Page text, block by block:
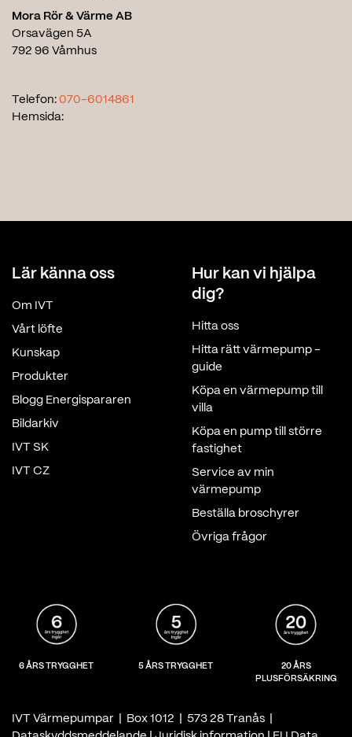
Mora Rör & Värme AB
Orsavägen 5A
792 96 Våmhus
Telefon: 070-6014861
Hemsida:
Lär känna oss
Om IVT
Vårt löfte
Kunskap
Produkter
Blogg Energispararen
Bildarkiv
IVT SK
IVT CZ
Hur kan vi hjälpa
dig?
Hitta oss
Hitta rätt värmepump -
guide
Köpa en värmepump till
villa
Köpa en pump till större
fastighet
Service av min
värmepump
Beställa broschyrer
Övriga frågor
6 ÅRS TRYGGHET 5 ÅRS TRYGGHET
20 ÅRS
PLUSFÖRSÄKRING
IVT Värmepumpar | Box 1012 | 573 28 Tranås |